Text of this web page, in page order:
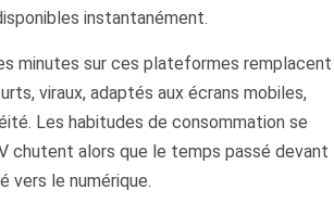
instantanément.
minutes sur ces plateformes remplacent
viraux, adaptés aux écrans mobiles,
Les habitudes de consommation se
alors que le temps passé devant
vers le numérique.